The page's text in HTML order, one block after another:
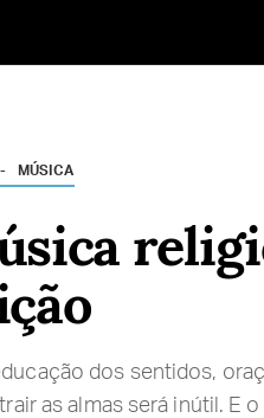
MÚSICA
dos sentidos,
as almas será inútil. E